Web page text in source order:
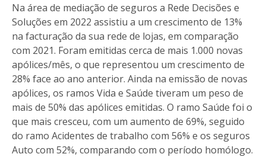
Na área de mediação de seguros a Rede Decisões e
Soluções em 2022 assistiu a um crescimento de 13%
na facturação da sua rede de lojas, em comparação
com 2021. Foram emitidas cerca de mais 1.000 novas
apólices/mês, o que representou um crescimento de
28% face ao ano anterior. Ainda na emissão de novas
apólices, os ramos Vida e Saúde tiveram um peso de
mais de 50% das apólices emitidas. O ramo Saúde foi o
que mais cresceu, com um aumento de 69%, seguido
do ramo Acidentes de trabalho com 56% e os seguros
Auto com 52%, comparando com o período homólogo.